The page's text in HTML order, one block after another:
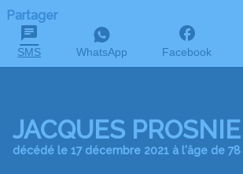
Partager
SMS WhatsApp Facebook
JACQUES
décédé le 17 décembre 2021 à l'âge de 78